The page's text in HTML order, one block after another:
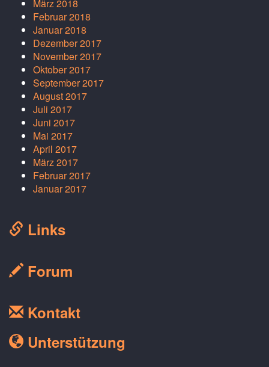
März 2018
Februar 2018
Januar 2018
Dezember 2017
November 2017
Oktober 2017
September 2017
August 2017
Juli 2017
Juni 2017
Mai 2017
April 2017
März 2017
Februar 2017
Januar 2017
Links
Forum
Kontakt
Unterstützung